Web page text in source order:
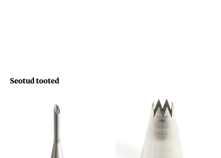
Seotud tooted